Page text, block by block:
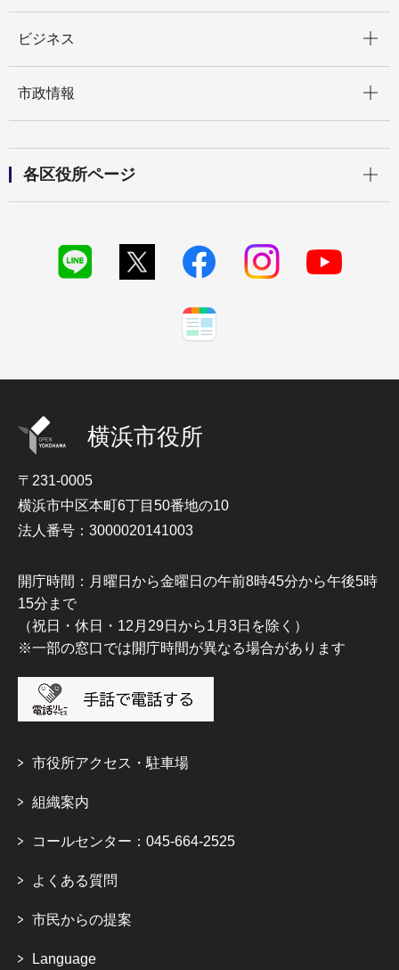
ビジネス
市政情報
各区役所ページ
横浜市役所
〒231-0005
横浜市中区本町6丁目50番地の10
法人番号：3000020141003
開庁時間：月曜日から金曜日の午前8時45分から午後5時
15分まで
（祝日・休日・12月29日から1月3日を除く）
※一部の窓口では開庁時間が異なる場合があります
市役所アクセス・駐車場
組織案内
コールセンター：045-664-2525
よくある質問
市民からの提案
Language